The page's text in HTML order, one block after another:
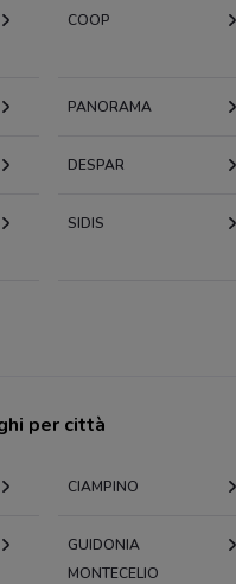
COOP
PANORAMA
DESPAR
SIDIS
per città
CIAMPINO
GUIDONIA
MONTECELIO